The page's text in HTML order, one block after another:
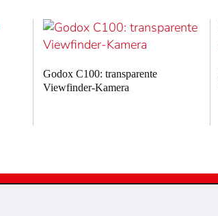
Godox C100: transparente
Viewfinder-Kamera